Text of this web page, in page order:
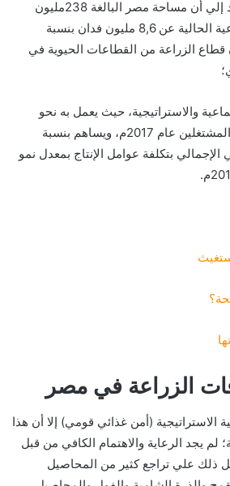
بالرغم من ماضينا المجيد إلي أن مساحة مصر البالغة 238مليون
فدان لا تزيد رقعتها الزراعية الحالية عن 8,6 مليون فدان بنسبة
قطاع الزراعة من القطاعات الحيوية في
والاستراتيجية، حيث يعمل به نحو
25,3% من إجمالي عدد المشتغلين عام 2017م، ويساهم بنسبة
الإجمالي بتكلفة عوامل الإنتاج بمعدل نمو
الزراعة في مصر
الاستراتيجية (أمن غذائي قومي) إلا أن هذا
لم يجد الرعاية والاهتمام الكافي من قبل
ذلك علي تراجع كثير من المحاصيل